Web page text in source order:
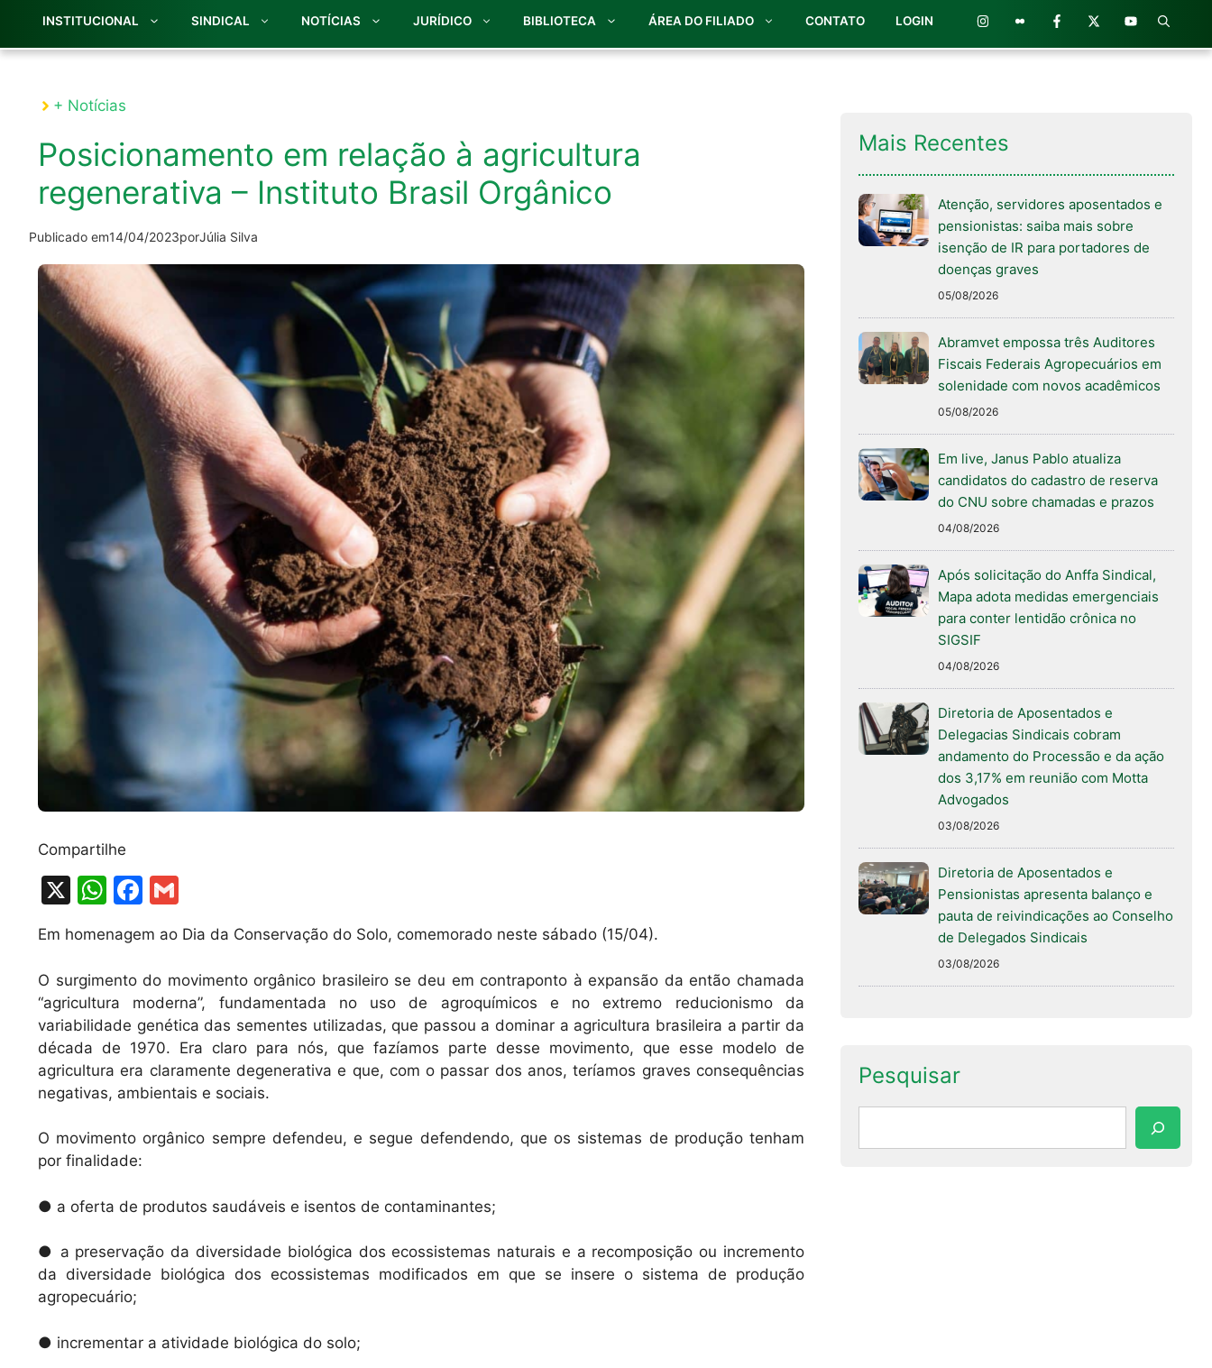
INSTITUCIONAL SINDICAL NOTÍCIAS JURÍDICO BIBLIOTECA ÁREA DO FILIADO CONTATO LOGIN
+ Notícias
Posicionamento em relação à agricultura
regenerativa – Instituto Brasil Orgânico
Publicado em14/04/2023porJúlia Silva
Compartilhe
X
W
at
s
A
p
p
F
c
e
b
o
o
k
m
ai
l
Em homenagem ao Dia da Conservação do Solo, comemorado neste sábado (15/04).
O surgimento do movimento orgânico brasileiro se deu em contraponto à expansão da então chamada
“agricultura moderna”, fundamentada no uso de agroquímicos e no extremo reducionismo da
variabilidade genética das sementes utilizadas, que passou a dominar a agricultura brasileira a partir da
década de 1970. Era claro para nós, que fazíamos parte desse movimento, que esse modelo de
agricultura era claramente degenerativa e que, com o passar dos anos, teríamos graves consequências
negativas, ambientais e sociais.
O movimento orgânico sempre defendeu, e segue defendendo, que os sistemas de produção tenham
por finalidade:
● a oferta de produtos saudáveis e isentos de contaminantes;
● a preservação da diversidade biológica dos ecossistemas naturais e a recomposição ou incremento
da diversidade biológica dos ecossistemas modificados em que se insere o sistema de produção
agropecuário;
● incrementar a atividade biológica do solo;
Mais Recentes
Atenção, servidores aposentados e
pensionistas: saiba mais sobre
isenção de IR para portadores de
doenças graves
05/08/2026
Abramvet empossa três Auditores
Fiscais Federais Agropecuários em
solenidade com novos acadêmicos
05/08/2026
Em live, Janus Pablo atualiza
candidatos do cadastro de reserva
do CNU sobre chamadas e prazos
04/08/2026
Após solicitação do Anffa Sindical,
Mapa adota medidas emergenciais
para conter lentidão crônica no
SIGSIF
04/08/2026
Diretoria de Aposentados e
Delegacias Sindicais cobram
andamento do Processão e da ação
dos 3,17% em reunião com Motta
Advogados
03/08/2026
Diretoria de Aposentados e
Pensionistas apresenta balanço e
pauta de reivindicações ao Conselho
de Delegados Sindicais
03/08/2026
Pesquisar